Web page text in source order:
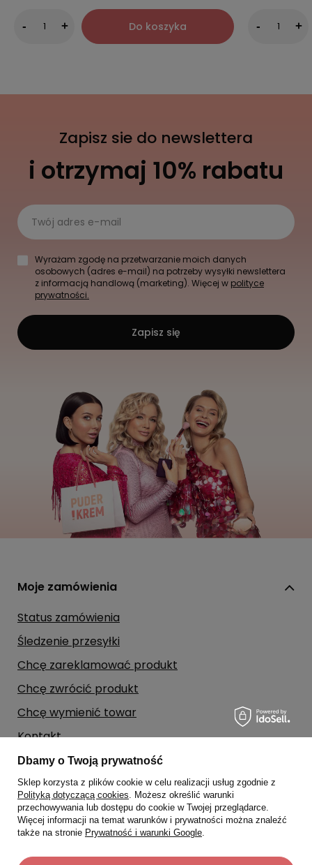
- + Do koszyka - +
Zapisz sie do newslettera
i otrzymaj 10% rabatu
Twój adres e-mail
Wyrażam zgodę na przetwarzanie moich danych
osobowych (adres e-mail) na potrzeby wysyłki newslettera
z informacją handlową (marketing). Więcej w polityce
prywatności.
Zapisz się
Moje zamówienia
Status zamówienia
Śledzenie przesyłki
Chcę zareklamować produkt
Chcę zwrócić produkt
Chcę wymienić towar
Kontakt
Moje konto
Regulaminy
Dbamy o Twoją prywatność
Sklep korzysta z plików cookie w celu realizacji usług zgodnie z
Polityką dotyczącą cookies. Możesz określić warunki
przechowywania lub dostępu do cookie w Twojej przeglądarce.
Więcej informacji na temat warunków i prywatności można znaleźć
także na stronie Prywatność i warunki Google.